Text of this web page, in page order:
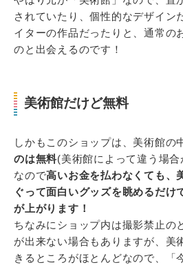
されていたり、個性的なデザイン
イターの作品だったりと、通常の
のと出会えるのです！
美術館だけど無料
しかもこのショップは、美術館の
のは無料(美術館によって違う場合
なので高いお金を払わなくても、
ぐって面白いグッズを眺めるだけ
が上がります！
ちなみにショップ内は撮影禁止の
が出来ない場合もありますが、美
きるところがほとんどなので、「